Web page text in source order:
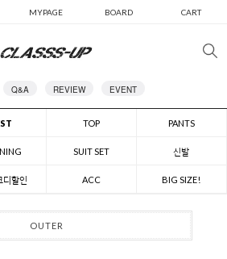
MYPAGE BOARD CART
Q&A REVIEW EVENT
TOP PANTS
SUIT SET 신발
할인 ACC BIG SIZE!
OUTER